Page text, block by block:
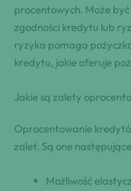
procentowych. Może
zgodności kredytu lub
ryzyka pomaga
kredytu, jakie oferuje
Jakie są zalety
Oprocentowanie
zalet. Są one
Możliwość